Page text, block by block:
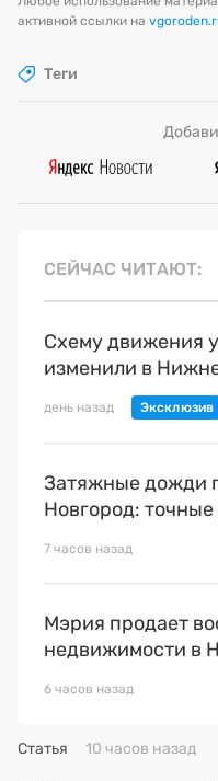
активной ссылки на
Теги
СЕЙЧАС ЧИТАЮТ
Схему движения
изменили в
день назад
Затяжные дожди
Новгород:
7 часов назад
Мэрия продает
недвижимости в
6 часов назад
Статья 10 часов назад